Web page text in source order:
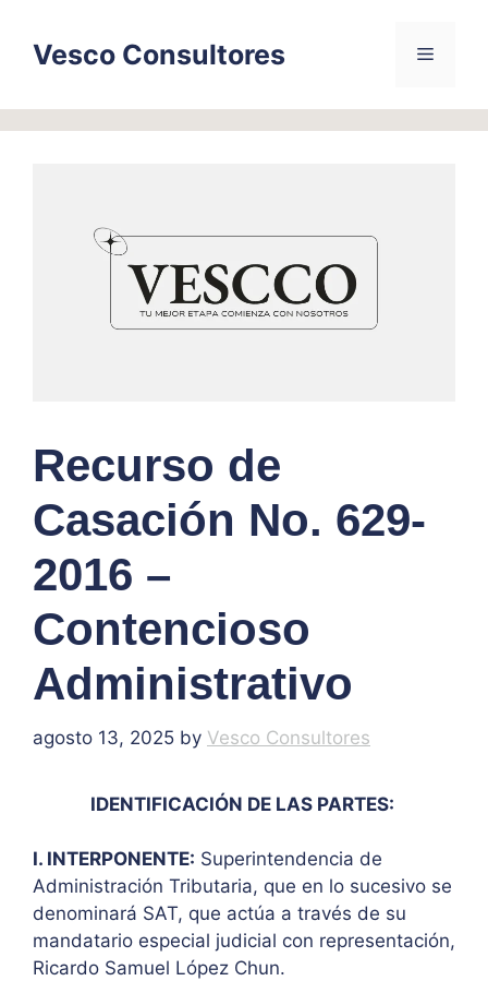
contentVesco Consultores Menu
Recurso de
Casación No. 629-
2016 –
Contencioso
Administrativo
agosto 13, 2025 by Vesco Consultores
IDENTIFICACIÓN DE LAS PARTES:
I. INTERPONENTE: Superintendencia de
Administración Tributaria, que en lo sucesivo se
denominará SAT, que actúa a través de su
mandatario especial judicial con representación,
Ricardo Samuel López Chun.